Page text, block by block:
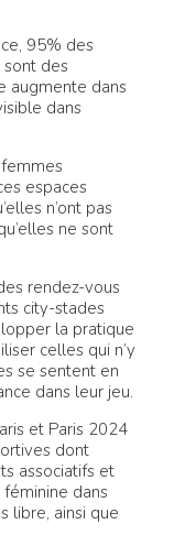
95% des
sont des
augmente dans
dans
espaces
n’ont pas
ne sont
rendez-vous
city-stades
la pratique
celles qui n’y
se sentent en
dans leur jeu.
et Paris 2024
dont
associatifs et
dans
libre, ainsi que